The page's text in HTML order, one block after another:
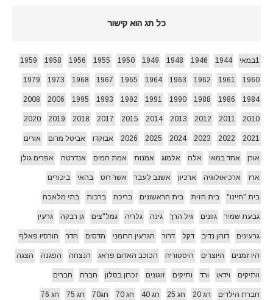
כל תג הוא קישור
1במאי 1944
1946
1948
1949
1950
1955
1956
1958
1959
1960
1961
1962
1963
1964
1965
1967
1968
1973
1979
1984
1986
1988
1990
1991
1992
1993
1995
2006
2008
2010
2011
2012
2013
2014
2015
2017
2018
2019
2020
2021
2022
2023
2024
2025
2026 אבוקדו אביטל מרום אורים
אורן אחד במאי אלה אלמוג אמנות אמת המים אנדרטה אפרים גולן
ארז ארכיאולוגיה ארכיון אשנב לעבר אשר רוט בהאי ביכורים
בית "חיינו" בית הזית בית הראשונים בריכה ברכות בתי מלאכה
גבעת שמיר גוונים גיל הרך גינה גלריה גמל"צים גן רבקה גרעין
גרעינים דורון נדיב דקל דרור הגרעין הרומני הדסים הדר הורסיו פאלף
היו זמנים היוצרים היסטוריה הכוכב האדום פראג הנצחה הפגנה הצגה
וותיקים וידאו ורד ותיקים זוגונים זכרון בסלון חברה חברים
חברת הילדים חג 20 חג 25 חג 40 חג 70 חג70 חג 75 חג 76